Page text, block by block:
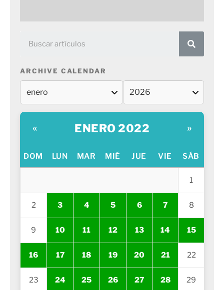
ARCHIVE CALENDAR
« ENERO 2022 »
DOM LUN MAR MIÉ JUE VIE SÁB
1
2 3 4 5 6 7 8
9 10 11 12 13 14 15
16 17 18 19 20 21 22
23 24 25 26 27 28 29